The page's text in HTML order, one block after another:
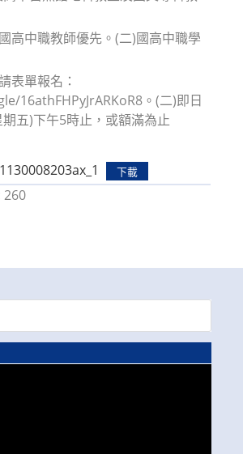
高中職教師優先。(二)國高中職學
表單報名：
16athFHPyJrARKoR8。(二)即日
五)下午5時止，或額滿為止
下載
260